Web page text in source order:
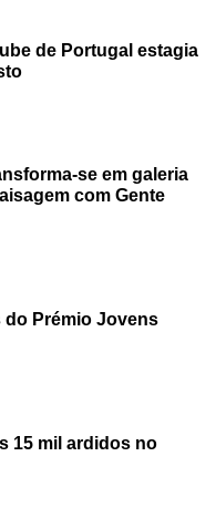
de Portugal estagia
se em galeria
com Gente
do Prémio Jovens
15 mil ardidos no